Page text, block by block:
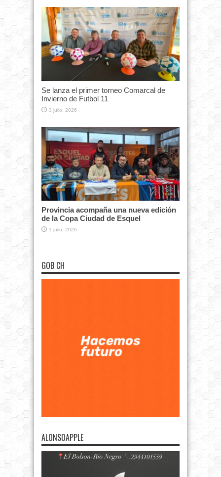
Se lanza el primer torneo Comarcal de
Invierno de Futbol 11
3 julio, 2026
Provincia acompaña una nueva edición
de la Copa Ciudad de Esquel
1 julio, 2026
GOB CH
ALONSOAPPLE